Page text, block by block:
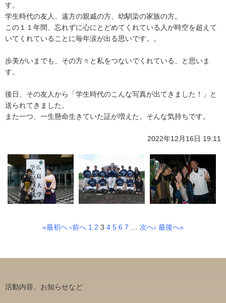
す。
学生時代の友人、遠方の親戚の方、幼馴染の家族の方。
この１１年間、忘れずに心にとどめてくれている人が時空を超えて
いてくれていることに毎年涙が出る思いです。。
歩美がいまでも、その方々と私をつないでくれている、と思いま
す。
後日、その友人から「学生時代のこんな写真が出てきました！」と
送られてきました。
また一つ、一生懸命生きていた証が増えた。そんな気持ちです。
2022年12月16日 19:11
«最初へ ‹前へ 1 2 3 4 5 6 7 … 次へ› 最後へ»
活動内容、お知らせなど